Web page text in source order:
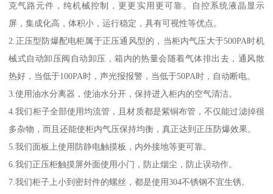
克气路元件，纯机械控制，更更实用更可靠。自控系统液晶显示
屏，集成化高，体积小，运行稳定，具有可视性等优点。
2.正压型防爆配电柜属于正压通风型的，当柜内气压大于500PA时机
械式自动卸压阀自动卸压，箱内的热量会随着气体排出去，通风散
热好，当低于100PA时，声光报报警，当低于50PA时，自动断电。
3.使用油水分离器，使油水分开，保持进入柜内的空气清洁。
4.我们柜子全部使用均流管，且材质都是紫铜布管，不仅能过滤掉很
多杂物，而且还能使柜内气压保持均衡，真正达到正压防爆效果。
5.我们面板上使用防静电触摸板，内外接地等更可靠。
6.我们正压柜触摸屏外面使用小门，防止烟尘，防止误动作。
7.我们柜子上小到密封件的螺丝，都是使用304不锈钢不宜生锈。